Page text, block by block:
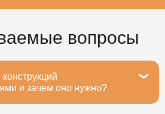
вопросы
и зачем оно нужно?